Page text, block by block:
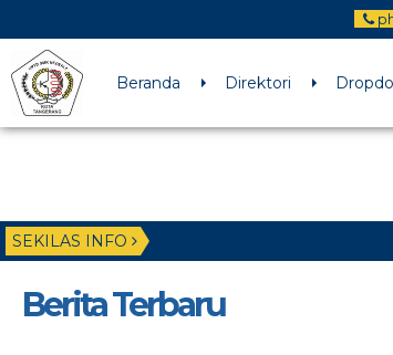
Beranda Direktori
SEKILAS INFO
Berita Terbaru